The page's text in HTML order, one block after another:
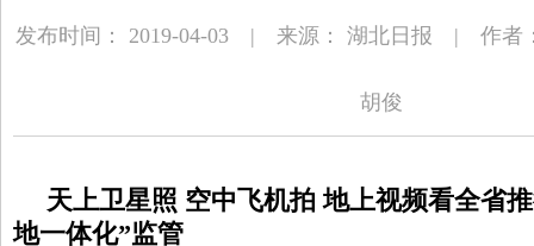
发布时间： 2019-04-03 | 来源： 湖北日报 | 作
胡俊
天上卫星照 空中飞机拍 地上视频看全省
地一体化”监管